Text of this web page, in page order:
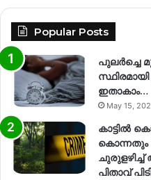
Popular Posts
പുലർച്ചെ
ഇതാകാം…
May 15,
കാട്ടിൽ
കൊന്നതും
പിതാവ്